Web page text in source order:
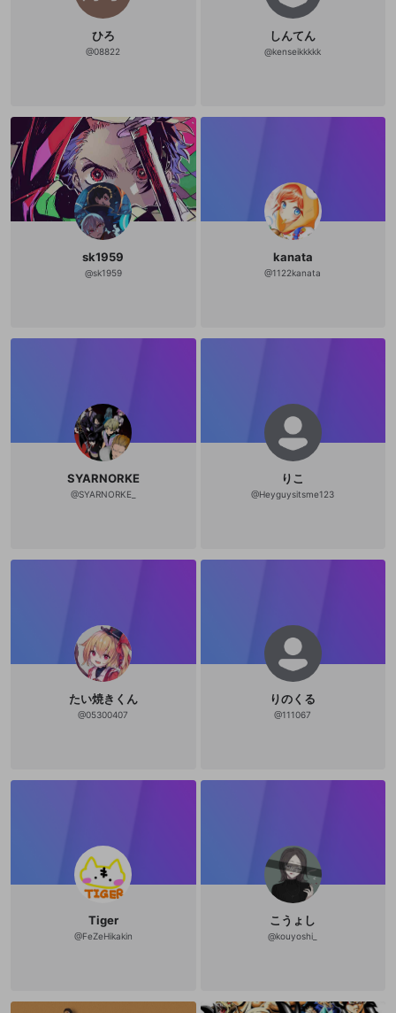
ひろ
@08822
しんてん
@kenseikkkkk
sk1959
@sk1959
kanata
@1122kanata
SYARNORKE
@SYARNORKE_
りこ
@Heyguysitsme123
たい焼きくん
@05300407
りのくる
@111067
Tiger
@FeZeHikakin
こうょし
@kouyoshi_